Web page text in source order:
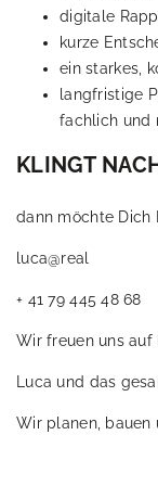
digitale
kurze
ein starkes,
langfristige
fachlich und
KLINGT
dann möchte Dich
luca@real
+ 41 79 445 48 68
Wir freuen uns auf
Luca und das
Wir planen, bauen